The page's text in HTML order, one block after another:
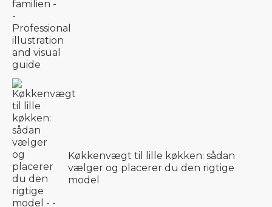
Køkkenvægt til lille køkken: sådan
vælger og placerer du den rigtige
model